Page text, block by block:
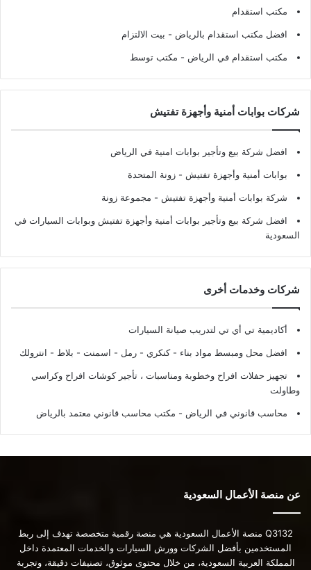
مكتب استقدام
افضل مكتب استقدام بالرياض - بيت الالتزام
مكتب استقدام في الرياض - مكتب توسط
شركات بوابات أمنية وأجهزة تفتيش
افضل شركة بيع وتأجير بوابات امنية في الرياض
بوابات أمنية وأجهزة تفتيش - زونة المتحدة
شركة بوابات أمنية وأجهزة تفتيش - مجموعة زونة
افضل شركة بيع وتأجير بوابات أمنية وأجهزة تفتيش وبوابات السيارات في
السعودية
شركات وخدمات أخرى
أكاديمية تي أي تي لتدريب صيانة السيارات
افضل محل ومبسط مواد بناء - كنكري - رمل - اسمنت - بلاط - انترولك
تجهيز حفلات افراح وخطوبة ومناسبات ، تأجير كوشات افراح وكراسي
وطاولت
محاسب قانوني في الرياض - مكتب محاسب قانوني معتمد بالرياض
عن منصة الأعمال السعودية
Q3132 منصة الأعمال السعودية هي منصة رقمية متخصصة تهدف إلى ربط
المستخدمين بأفضل الشركات وورش السيارات والخدمات المعتمدة داخل
المملكة العربية السعودية، من خلال محتوى موثوق، تصنيفات دقيقة، وتجربة